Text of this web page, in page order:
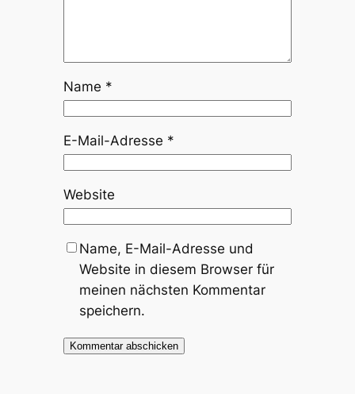
Name *
E-Mail-Adresse *
Website
Name, E-Mail-Adresse und
Website in diesem Browser für
meinen nächsten Kommentar
speichern.